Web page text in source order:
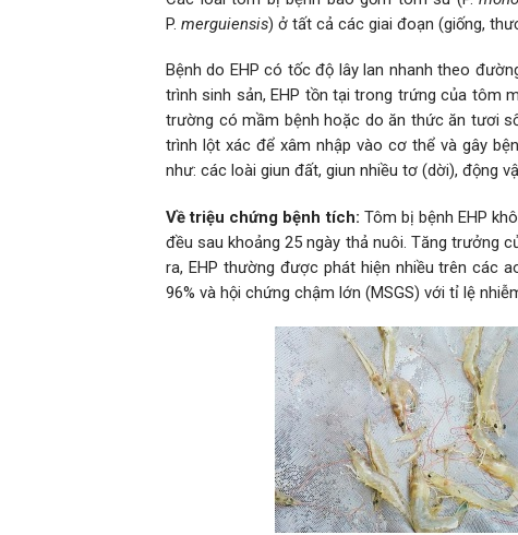
P. merguiensis) ở tất cả các giai đoạn (giống,
Bệnh do EHP có tốc độ lây lan nhanh theo
trình sinh sản, EHP tồn tại trong trứng của tôm
trường có mầm bệnh hoặc do ăn thức ăn tươi
trình lột xác để xâm nhập vào cơ thể và gây
như: các loài giun đất, giun nhiều tơ (dời), động
Về triệu chứng bệnh tích: Tôm bị bệnh EHP
đều sau khoảng 25 ngày thả nuôi. Tăng trưởng
ra, EHP thường được phát hiện nhiều trên các
96% và hội chứng chậm lớn (MSGS) với tỉ lệ